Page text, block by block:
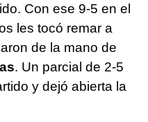
Con ese 9-5 en el
les tocó remar a
de la mano de
. Un parcial de 2-5
y dejó abierta la